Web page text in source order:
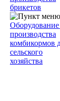
брикетов
Оборудование
производства
комбикормов
сельского
хозяйства